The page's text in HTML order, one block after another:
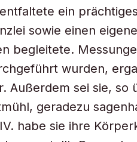
ein
sowie einen
begleitete.
wurden,
Außerdem sei sie, so
geradezu
habe sie ihre